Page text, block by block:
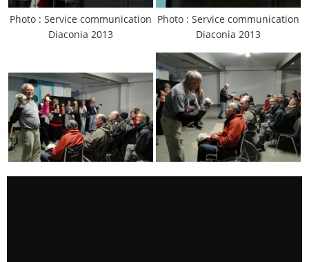
Photo : Service communication
Diaconia 2013
Photo : Service communication
Diaconia 2013